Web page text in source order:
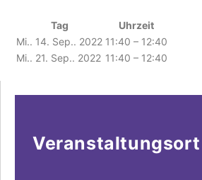
Tag
Uhrzeit
Mi.. 14. Sep.. 2022 11:40 – 12:40
Mi.. 21. Sep.. 2022 11:40 – 12:40
Veranstaltungsort